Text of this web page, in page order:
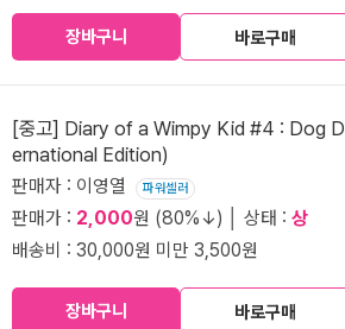
장바구니 바로구매
[중고] Diary of a Wimpy Kid #4 : Dog
ernational Edition)
판매자 : 이영열 파워셀러
판매가 : 2,000원 (80%↓) │ 상태 : 상
배송비 : 30,000원 미만 3,500원
장바구니 바로구매